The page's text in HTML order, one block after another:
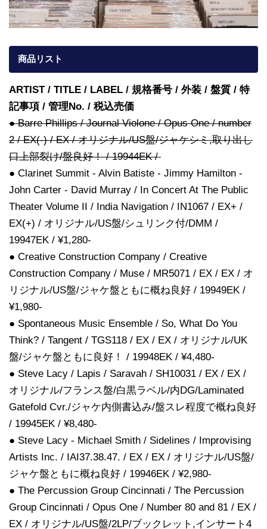
商品リスト
ARTIST / TITLE / LABEL / 規格番号 / 外装 / 盤質 / 特
記事項 / 管理No. / 税込売価
● Barre Phillips / Journal Violone / Opus One / number
2 / EX(-) / EX / オリジナル/US盤/ジャケシミ,取り出し
口上部裂け/盤良好！ / 19944EK /
● Clarinet Summit - Alvin Batiste - Jimmy Hamilton -
John Carter - David Murray / In Concert At The Public
Theater Volume II / India Navigation / IN1067 / EX+ /
EX(+) / オリジナル/US盤/シュリンク付/DMM /
19947EK / ¥1,280-
● Creative Construction Company / Creative
Construction Company / Muse / MR5071 / EX / EX / オ
リジナル/US盤/ジャケ盤ともに概ね良好 / 19949EK /
¥1,980-
● Spontaneous Music Ensemble / So, What Do You
Think? / Tangent / TGS118 / EX / EX / オリジナル/UK
盤/ジャケ盤ともに良好！ / 19948EK / ¥4,480-
● Steve Lacy / Lapis / Saravah / SH10031 / EX / EX /
オリジナル/フランス盤/白黒ラベル/内DG/Laminated
Gatefold Cvr./ジャケ内側書込み/盤スレ程度で概ね良好
/ 19945EK / ¥8,480-
● Steve Lacy - Michael Smith / Sidelines / Improvising
Artists Inc. / IAI37.38.47. / EX / EX / オリジナル/US盤/
ジャケ盤ともに概ね良好 / 19946EK / ¥2,980-
● The Percussion Group Cincinnati / The Percussion
Group Cincinnati / Opus One / Number 80 and 81 / EX /
EX / オリジナル/US盤/2LP/ブックレット,インサート4